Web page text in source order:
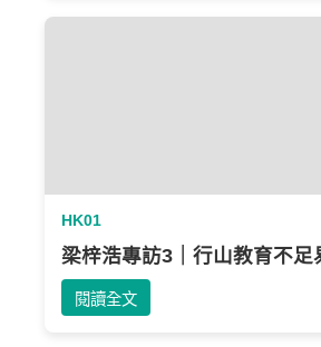
HK01
梁梓浩專訪3｜行山教育不
閱讀全文